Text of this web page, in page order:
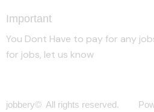
Important
You Dont Have to pay for any
for jobs, let us know
jobbery© All rights reserved.